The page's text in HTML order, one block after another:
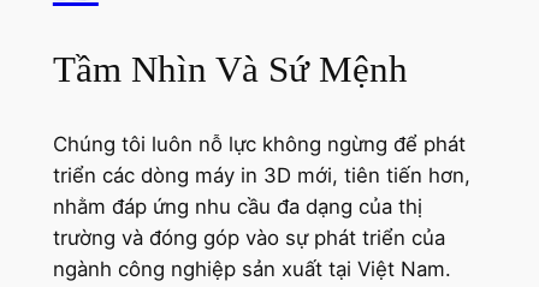
Tầm Nhìn Và Sứ Mệnh
Chúng tôi luôn nỗ lực không ngừng để phát
triển các dòng máy in 3D mới, tiên tiến hơn,
nhằm đáp ứng nhu cầu đa dạng của thị
trường và đóng góp vào sự phát triển của
ngành công nghiệp sản xuất tại Việt Nam.